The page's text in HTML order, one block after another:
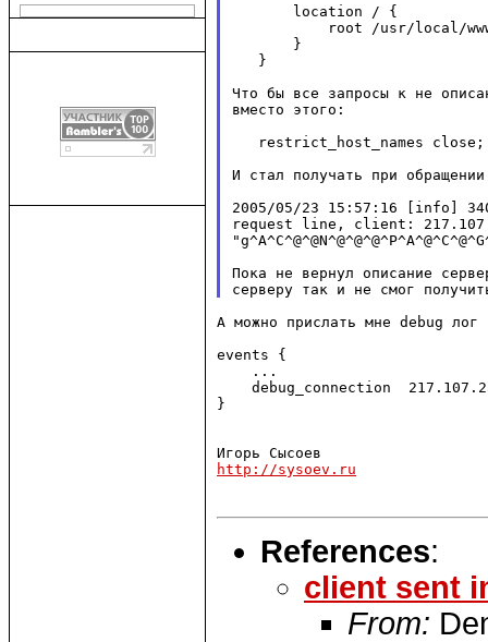
       location / {
root /usr/local/
       }
   }
Что бы все запросы к не
вместо этого:
   restrict_host_names close;
И стал получать при
2005/05/23 15:57:16 [info]
request line, client:
Пока не вернул описание
А можно прислать мне debug лог
events {
    ...
debug_connection
}
http://sysoev.ru
References:
client sent
From: